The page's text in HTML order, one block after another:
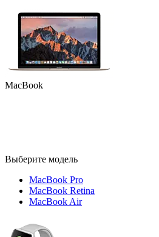
MacBook
Выберите модель
MacBook Pro
MacBook Retina
MacBook Air